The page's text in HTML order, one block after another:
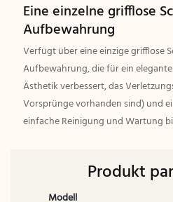
Eine einzelne grifflose
Aufbewahrung
Verfügt über eine einzige grifflose
Aufbewahrung, die für ein
Ästhetik verbessert, das
Vorsprünge vorhanden sind) und
einfache Reinigung und Wartung
Produkt
Modell